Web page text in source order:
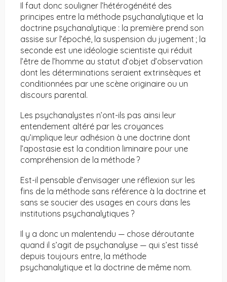
Il faut donc souligner l’hétérogénéité des
principes entre la méthode psychanalytique et la
doctrine psychanalytique : la première prend son
assise sur l’époché, la suspension du jugement ; la
seconde est une idéologie scientiste qui réduit
l’être de l’homme au statut d’objet d’observation
dont les déterminations seraient extrinsèques et
conditionnées par une scène originaire ou un
discours parental.
Les psychanalystes n’ont-ils pas ainsi leur
entendement altéré par les croyances
qu’implique leur adhésion à une doctrine dont
l’apostasie est la condition liminaire pour une
compréhension de la méthode ?
Est-il pensable d’envisager une réflexion sur les
fins de la méthode sans référence à la doctrine et
sans se soucier des usages en cours dans les
institutions psychanalytiques ?
Il y a donc un malentendu — chose déroutante
quand il s’agit de psychanalyse — qui s’est tissé
depuis toujours entre, la méthode
psychanalytique et la doctrine de même nom.